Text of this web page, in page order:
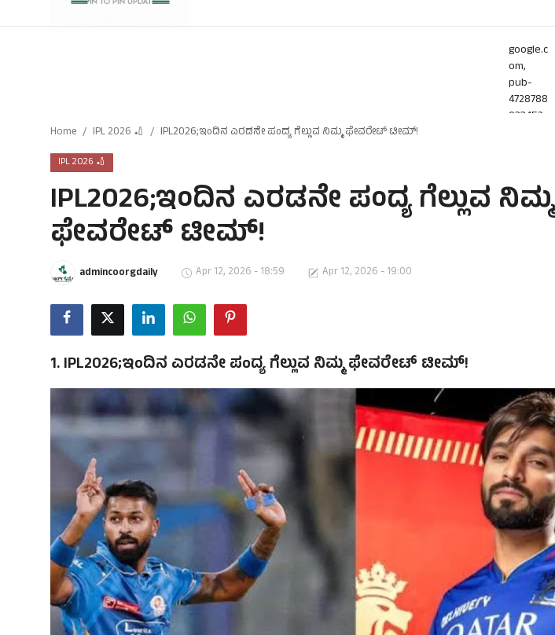
google.c
om,
pub-
4728788
933452
ec0942f
a0
Home IPL 2026 🏏 IPL2026;ಇಂದಿನ ಎರಡನೇ ಪಂದ್ಯ ಗೆಲ್ಲುವ ನಿಮ್ಮ ಫೇವರೇಟ್ ಟೀಮ್!
IPL 2026 🏏
IPL2026;ಇಂದಿನ ಎರಡನೇ ಪಂದ್ಯ ಗೆಲ್ಲುವ ನಿಮ್ಮ
ಫೇವರೇಟ್ ಟೀಮ್!
admincoorgdaily Apr 12, 2026 - 18:59 Apr 12, 2026 - 19:00
1. IPL2026;ಇಂದಿನ ಎರಡನೇ ಪಂದ್ಯ ಗೆಲ್ಲುವ ನಿಮ್ಮ ಫೇವರೇಟ್ ಟೀಮ್!